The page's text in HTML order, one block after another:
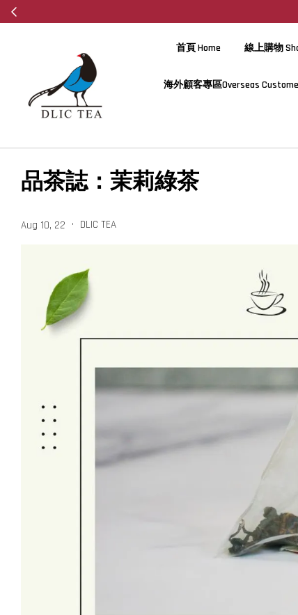
首頁 Home 線上購物
海外顧客專區Overseas
品茶誌：茉莉綠茶
Aug 10, 22 • DLIC TEA